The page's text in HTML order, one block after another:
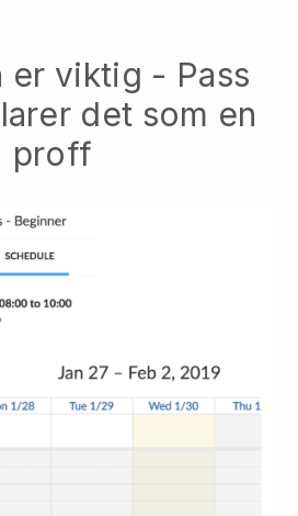
er viktig - Pass
det som en
proff